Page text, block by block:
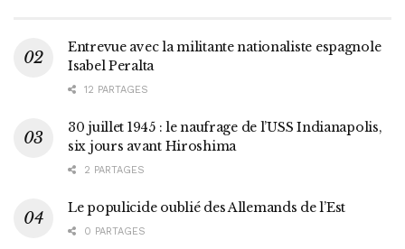
Entrevue avec la militante nationaliste espagnole
Isabel Peralta
12 PARTAGES
30 juillet 1945 : le naufrage de l’USS Indianapolis,
six jours avant Hiroshima
2 PARTAGES
Le populicide oublié des Allemands de l’Est
0 PARTAGES